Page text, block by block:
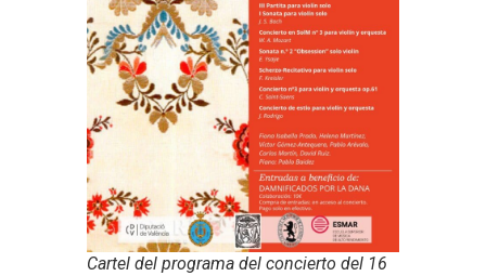
Cartel del programa del concierto del 16